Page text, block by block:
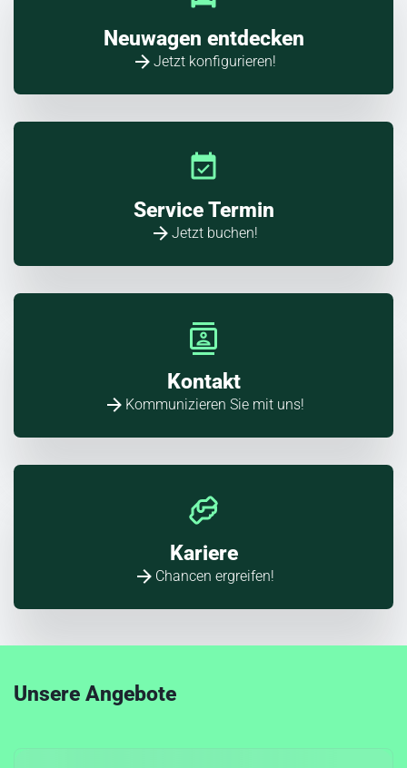
Neuwagen entdecken
Jetzt konfigurieren!
Service Termin
Jetzt buchen!
Kontakt
Kommunizieren Sie mit uns!
Kariere
Chancen ergreifen!
Unsere Angebote